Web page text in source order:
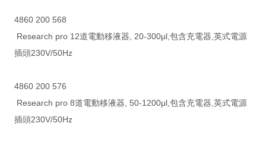
4860 200 568
Research pro 12道電動移液器, 20-300μl,包含充電器,英式電源
插頭230V/50Hz
4860 200 576
Research pro 8道電動移液器, 50-1200μl,包含充電器,英式電源
插頭230V/50Hz